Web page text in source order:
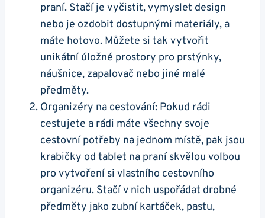
praní. Stačí je vyčistit, vymyslet design
nebo⁤ je ozdobit dostupnými materiály, a
máte hotovo. Můžete si tak vytvořit
unikátní úložné prostory pro prstýnky,
náušnice, zapalovač nebo jiné malé
předměty.
Organizéry‌ na cestování: Pokud rádi
cestujete a rádi máte všechny svoje
cestovní potřeby na jednom místě, pak jsou
krabičky od tablet ⁤na praní skvělou volbou
pro vytvoření si vlastního cestovního
organizéru. Stačí v nich uspořádat drobné
předměty jako zubní kartáček, pastu,